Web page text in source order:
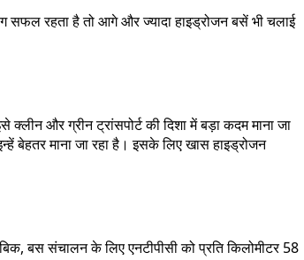
सफल रहता है तो आगे और ज्यादा हाइड्रोजन बसें भी चलाई
और ग्रीन ट्रांसपोर्ट की दिशा में बड़ा कदम माना जा
बेहतर माना जा रहा है। इसके लिए खास हाइड्रोजन
बस संचालन के लिए एनटीपीसी को प्रति किलोमीटर 58